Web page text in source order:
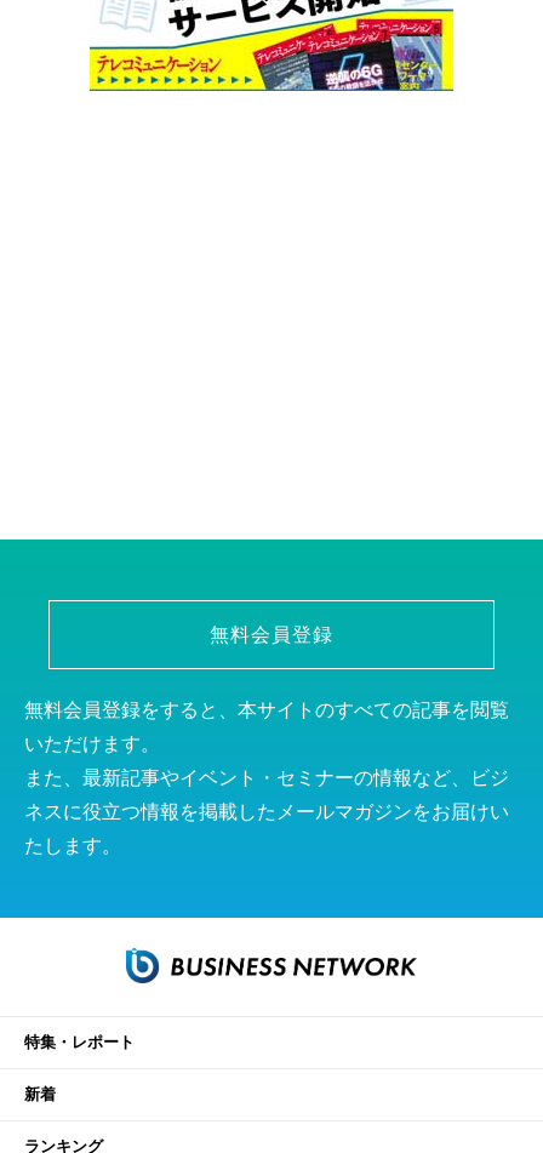
無料会員登録
無料会員登録をすると、本サイトのすべての記事を閲覧
いただけます。
また、最新記事やイベント・セミナーの情報など、ビジ
ネスに役立つ情報を掲載したメールマガジンをお届けい
たします。
特集・レポート
新着
ランキング